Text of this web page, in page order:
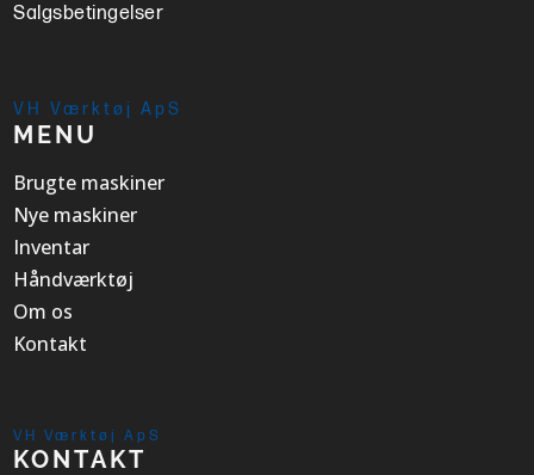
Salgsbetingelser
VH Værktøj ApS
MENU
Brugte maskiner
Nye maskiner
Inventar
Håndværktøj
Om os
Kontakt
VH Værktøj ApS
KONTAKT